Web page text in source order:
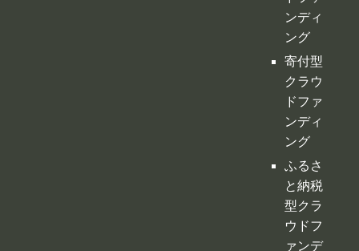
ング
ふるさ
と納税
型クラ
ウドフ
ァンデ
ィング
不動産
クラウ
ドファ
ンディ
ング